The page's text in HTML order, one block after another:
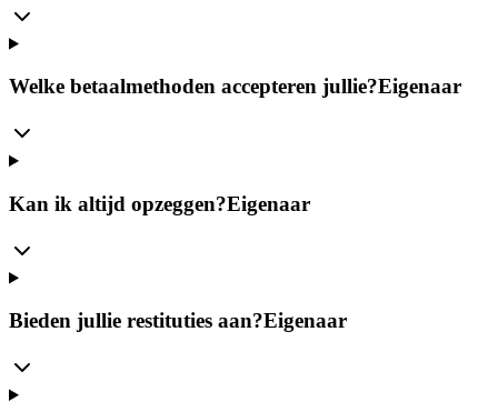
Welke betaalmethoden accepteren jullie?Eigenaar
Kan ik altijd opzeggen?Eigenaar
Bieden jullie restituties aan?Eigenaar